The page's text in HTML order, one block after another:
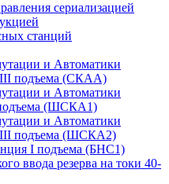
сериализацией
станций
и Автоматики
III подъема (СКАА)
и Автоматики
(ШСКА1)
и Автоматики
III подъема (ШСКА2)
I подъема (БНС1)
ввода резерва на токи 40-